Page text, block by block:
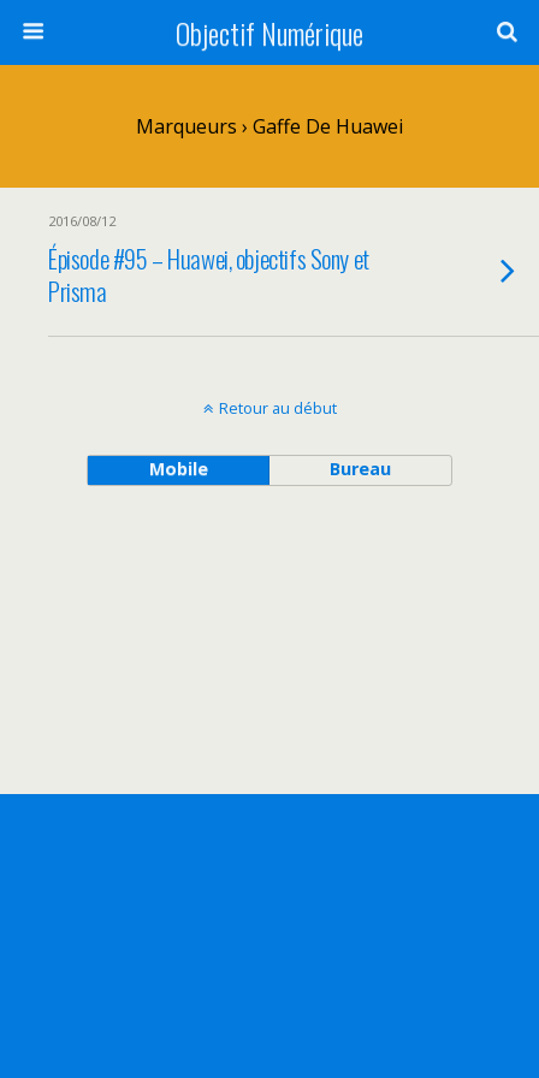
Objectif Numérique
Marqueurs › Gaffe De Huawei
2016/08/12
Épisode #95 – Huawei, objectifs Sony et
Prisma
Retour au début
Mobile Bureau